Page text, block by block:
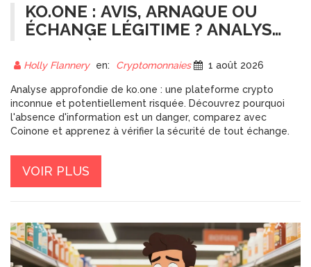
KO.ONE : AVIS, ARNAQUE OU
ÉCHANGE LÉGITIME ? ANALYSE
COMPLÈTE
Holly Flannery en: Cryptomonnaies 1 août 2026
Analyse approfondie de ko.one : une plateforme crypto
inconnue et potentiellement risquée. Découvrez pourquoi
l'absence d'information est un danger, comparez avec
Coinone et apprenez à vérifier la sécurité de tout échange.
VOIR PLUS